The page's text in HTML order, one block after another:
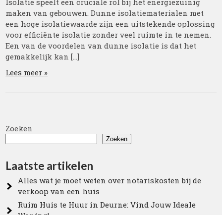
Isolatie speelt een cruciale rol bij het energiezuinig
maken van gebouwen. Dunne isolatiematerialen met
een hoge isolatiewaarde zijn een uitstekende oplossing
voor efficiënte isolatie zonder veel ruimte in te nemen.
Een van de voordelen van dunne isolatie is dat het
gemakkelijk kan […]
Lees meer »
Zoeken
Zoeken
Laatste artikelen
Alles wat je moet weten over notariskosten bij de
verkoop van een huis
Ruim Huis te Huur in Deurne: Vind Jouw Ideale